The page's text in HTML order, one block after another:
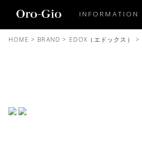
INFORMATION
HOME > BRAND > EDOX（エドックス） >